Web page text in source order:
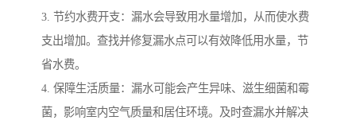
3. 节约水费开支：漏水会导致用水量增加，从而使水费
支出增加。查找并修复漏水点可以有效降低用水量，节
省水费。
4. 保障生活质量：漏水可能会产生异味、滋生细菌和霉
菌，影响室内空气质量和居住环境。及时查漏水并解决